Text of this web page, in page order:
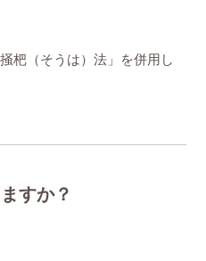
杷（そうは）法」を併用し
すか？